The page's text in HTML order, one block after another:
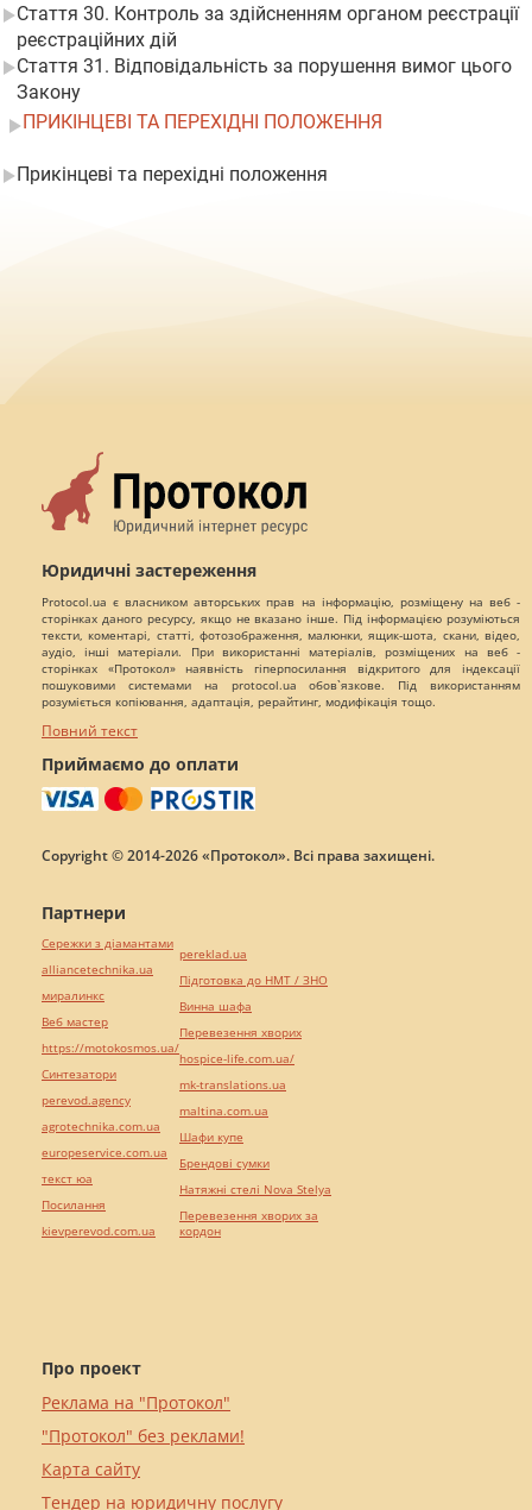
Стаття 30. Контроль за здійсненням органом реєстрації
реєстраційних дій
Стаття 31. Відповідальність за порушення вимог цього
Закону
ПРИКІНЦЕВІ ТА ПЕРЕХІДНІ ПОЛОЖЕННЯ
Прикінцеві та перехідні положення
Юридичні застереження
Protocol.ua є власником авторських прав на інформацію, розміщену на веб -
сторінках даного ресурсу, якщо не вказано інше. Під інформацією розуміються
тексти, коментарі, статті, фотозображення, малюнки, ящик-шота, скани, відео,
аудіо, інші матеріали. При використанні матеріалів, розміщених на веб -
сторінках «Протокол» наявність гіперпосилання відкритого для індексації
пошуковими системами на protocol.ua обов`язкове. Під використанням
розуміється копіювання, адаптація, рерайтинг, модифікація тощо.
Повний текст
Приймаємо до оплати
Copyright © 2014-2026 «Протокол». Всі права захищені.
Про проект
Реклама на "Протокол"
"Протокол" без реклами!
Карта сайту
Тендер на юридичну послугу
Партнери
Сережки з діамантами
alliancetechnika.ua
миралинкс
Веб мастер
https://motokosmos.ua/
Синтезатори
perevod.agency
agrotechnika.com.ua
europeservice.com.ua
текст юа
Посилання
kievperevod.com.ua
pereklad.ua
Підготовка до НМТ / ЗНО
Винна шафа
Перевезення хворих
hospice-life.com.ua/
mk-translations.ua
maltina.com.ua
Шафи купе
Брендові сумки
Натяжні стелі Nova Stelya
Перевезення хворих за
кордон